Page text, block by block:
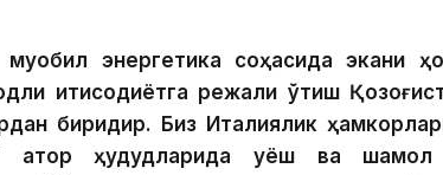
энергетика соҳасида экани
иқтисодиётга режали ўтиш
биридир. Биз Италиялик
қатор ҳудудларида қуёш ва